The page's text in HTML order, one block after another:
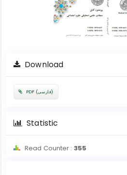
Download
PDF (فارسی)
Statistic
Read Counter : 355